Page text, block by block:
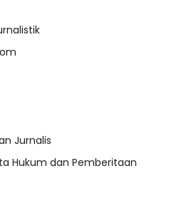
Jurnalis
Hukum dan Pemberitaan